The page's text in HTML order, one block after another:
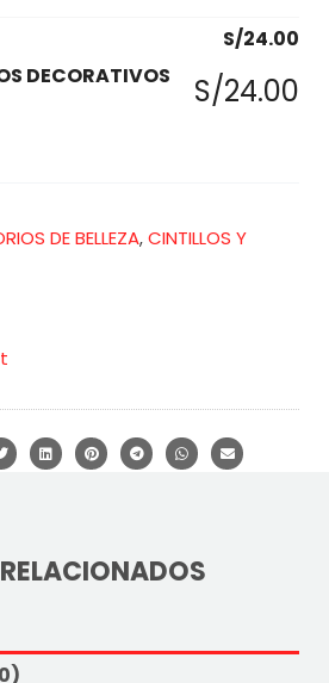
S/24.00
DECORATIVOS
S/24.00
DE BELLEZA, CINTILLOS Y
RELACIONADOS